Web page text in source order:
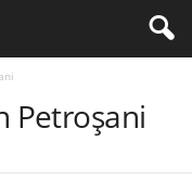
Petroșani